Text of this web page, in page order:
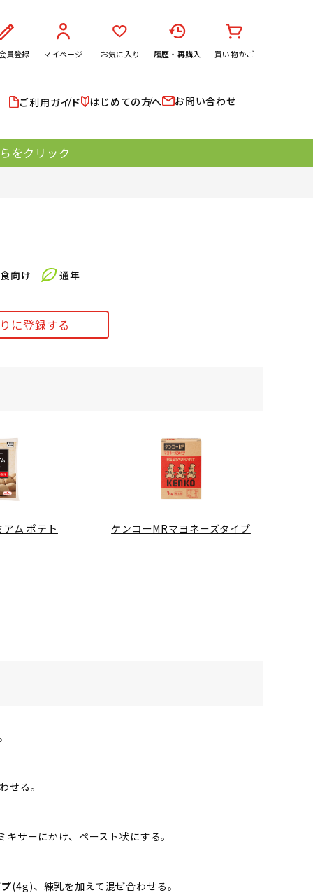
員登録 マイページ お気に入り 履歴・再購入 買い物かご
ご利用ガイド はじめての方へ お問い合わせ
をクリック
に登録する
ム ポテト ケンコーMRマヨネーズタイプ
せる。
サーにかけ、ペースト状にする。
(4g)、練乳を加えて混ぜ合わせる。